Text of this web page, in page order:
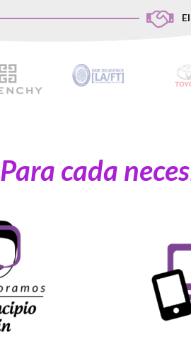
Para cada